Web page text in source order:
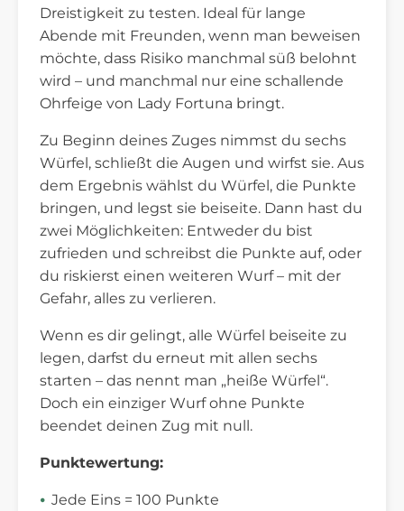
Dreistigkeit zu testen. Ideal für lange
Abende mit Freunden, wenn man beweisen
möchte, dass Risiko manchmal süß belohnt
wird – und manchmal nur eine schallende
Ohrfeige von Lady Fortuna bringt.
Zu Beginn deines Zuges nimmst du sechs
Würfel, schließt die Augen und wirfst sie. Aus
dem Ergebnis wählst du Würfel, die Punkte
bringen, und legst sie beiseite. Dann hast du
zwei Möglichkeiten: Entweder du bist
zufrieden und schreibst die Punkte auf, oder
du riskierst einen weiteren Wurf – mit der
Gefahr, alles zu verlieren.
Wenn es dir gelingt, alle Würfel beiseite zu
legen, darfst du erneut mit allen sechs
starten – das nennt man „heiße Würfel“.
Doch ein einziger Wurf ohne Punkte
beendet deinen Zug mit null.
Punktewertung:
Jede Eins = 100 Punkte